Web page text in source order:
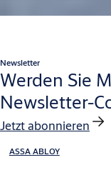
Newsletter
Werden Sie
Newsletter-
Jetzt abonnieren
ASSA ABLOY